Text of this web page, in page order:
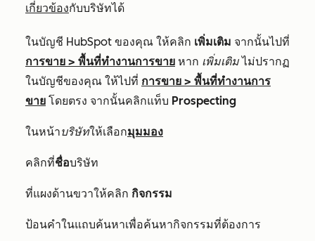
เกี่ยวข้องกับบริษัทได้
ในบัญชี HubSpot ของคุณ ให้คลิก เพิ่มเติม จากนั้นไปที่
การขาย > พื้นที่ทำงานการขาย หาก เพิ่มเติมไม่ปรากฏ
ในบัญชีของคุณ ให้ไปที่ การขาย > พื้นที่ทำงานการ
ขาย โดยตรง จากนั้นคลิกแท็บ Prospecting
ในหน้าบริษัทให้เลือกมุมมอง
คลิกที่ชื่อบริษัท
ที่แผงด้านขวาให้คลิก กิจกรรม
ป้อนคำในแถบค้นหาเพื่อค้นหากิจกรรมที่ต้องการ